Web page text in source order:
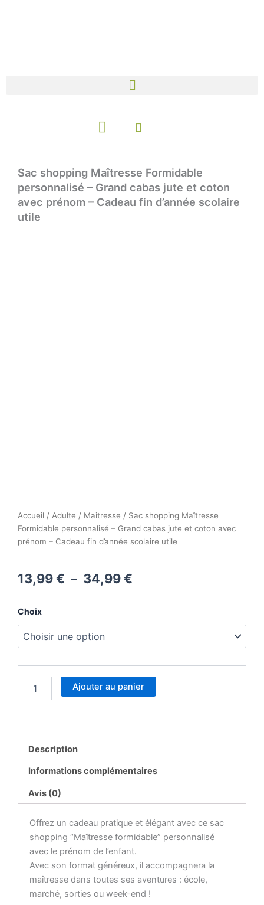
Panier
Sac shopping Maîtresse Formidable
personnalisé – Grand cabas jute et coton
avec prénom – Cadeau fin d’année scolaire
utile
Accueil / Adulte / Maitresse / Sac shopping Maîtresse
Formidable personnalisé – Grand cabas jute et coton avec
prénom – Cadeau fin d’année scolaire utile
13,99€ – 34,99€
à
34,99 €
Choix
quantité
Sac
shopping
Formidable
personnalisé
Grand
coton
prénom
Cadeau
d’année
scolaire
Ajouter au panier
Description
Informations complémentaires
Avis (0)
Offrez un cadeau pratique et élégant avec ce sac
shopping “Maîtresse formidable” personnalisé
avec le prénom de l’enfant.
Avec son format généreux, il accompagnera la
maîtresse dans toutes ses aventures : école,
marché, sorties ou week-end !